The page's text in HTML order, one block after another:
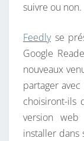
suivre ou non.
Feedlyse
Google
nouveaux
partager
choisiront-ils
version
installer dans